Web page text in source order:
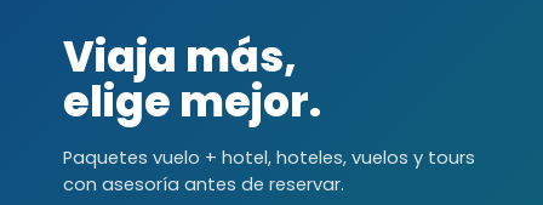
Viaja más,
elige mejor.
Paquetes vuelo + hotel, hoteles, vuelos y tours
con asesoría antes de reservar.